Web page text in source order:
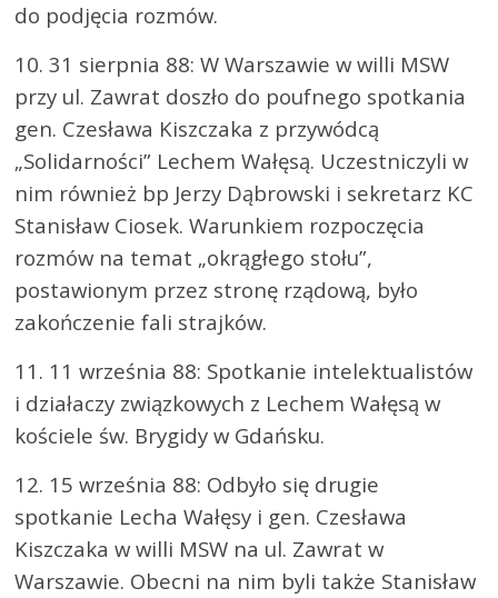
do podjęcia rozmów.
10. 31 sierpnia 88: W Warszawie w willi MSW
przy ul. Zawrat doszło do poufnego spotkania
gen. Czesława Kiszczaka z przywódcą
„Solidarności” Lechem Wałęsą. Uczestniczyli w
nim również bp Jerzy Dąbrowski i sekretarz KC
Stanisław Ciosek. Warunkiem rozpoczęcia
rozmów na temat „okrągłego stołu”,
postawionym przez stronę rządową, było
zakończenie fali strajków.
11. 11 września 88: Spotkanie intelektualistów
i działaczy związkowych z Lechem Wałęsą w
kościele św. Brygidy w Gdańsku.
12. 15 września 88: Odbyło się drugie
spotkanie Lecha Wałęsy i gen. Czesława
Kiszczaka w willi MSW na ul. Zawrat w
Warszawie. Obecni na nim byli także Stanisław